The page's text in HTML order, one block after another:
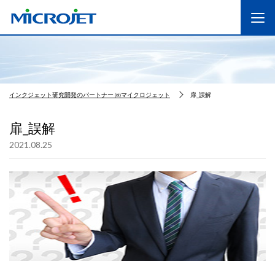
インクジェット研究開発のパートナー ㈱マイクロジェット 扉_誤解
扉_誤解
2021.08.25